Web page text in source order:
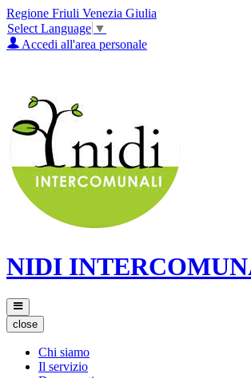
Regione Friuli Venezia Giulia
Select Language ▼
Accedi all'area personale
NIDI
close
Chi siamo
Il servizio